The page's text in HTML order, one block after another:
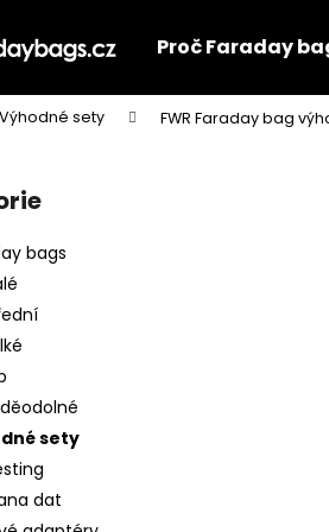
Proč Faraday
Výhodné sety FWR Faraday bag
bags
sety
dat